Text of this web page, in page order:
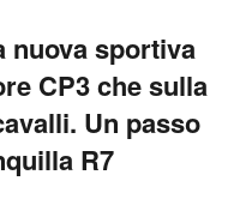
nuova sportiva
CP3 che sulla
Un passo
R7